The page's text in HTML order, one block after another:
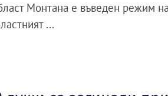
Монтана е въведен режим
...